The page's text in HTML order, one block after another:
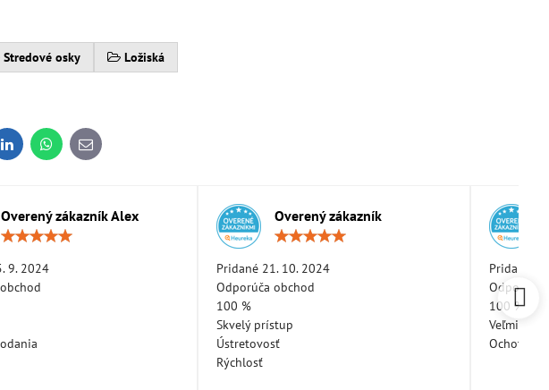
Stredové osky
Ložiská
LinkedInWhatsApp
E-
mail
Overený zákazník Alex
9. 2024
Overený zákazník
Pridané 21. 10. 2024
Odporúča obchod
100 %
Skvelý prístup
Ústretovosť
Rýchlosť
Pridané
Odporúča
100 %
Veľmi
Ochotná